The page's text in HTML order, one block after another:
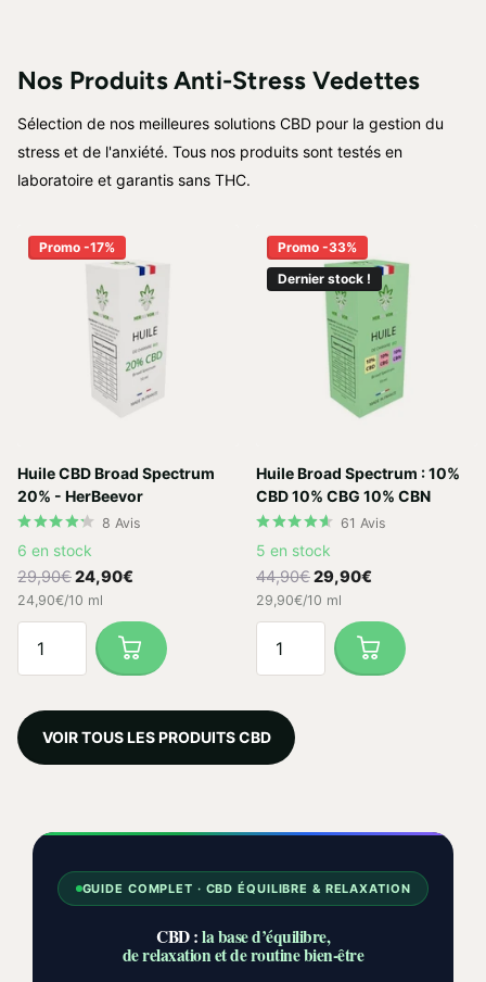
Nos Produits Anti-Stress Vedettes
Sélection de nos meilleures solutions CBD pour la gestion du
stress et de l'anxiété. Tous nos produits sont testés en
laboratoire et garantis sans THC.
Promo -17%
Huile CBD Broad Spectrum
20% - HerBeevor
8 Avis
6 en stock
29,90€24,90€
24,90€/10 ml
Promo -33%
Dernier stock !
Huile Broad Spectrum : 10%
CBD 10% CBG 10% CBN
61 Avis
5 en stock
44,90€29,90€
29,90€/10 ml
VOIR TOUS LES PRODUITS CBD
GUIDE COMPLET · CBD ÉQUILIBRE & RELAXATION
CBD :la base d’équilibre,
de relaxation et de routine bien-être